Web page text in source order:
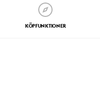
KÖPFUNKTIONER